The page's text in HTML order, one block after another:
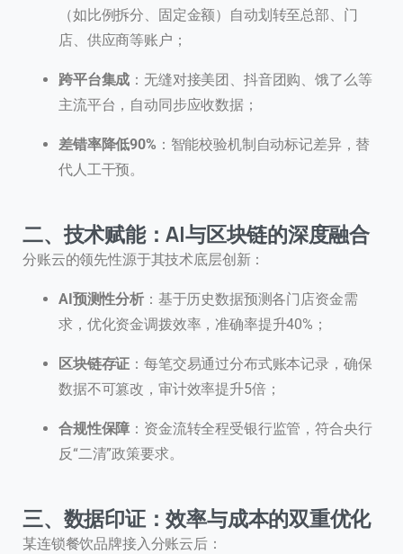
（如比例拆分、固定金额）自动划转至总部、门
店、供应商等账户；
跨平台集成 ：无缝对接美团、抖音团购、饿了么等
主流平台，自动同步应收数据；
差错率降低90% ：智能校验机制自动标记差异，替
代人工干预。
二、技术赋能：AI与区块链的深度融合
分账云的领先性源于其技术底层创新：
AI预测性分析：基于历史数据预测各门店资金需
求，优化资金调拨效率，准确率提升40%；
区块链存证 ：每笔交易通过分布式账本记录，确保
数据不可篡改，审计效率提升5倍；
合规性保障 ：资金流转全程受银行监管，符合央行
反“二清”政策要求。
三、数据印证：效率与成本的双重优化
某连锁餐饮品牌接入分账云后：